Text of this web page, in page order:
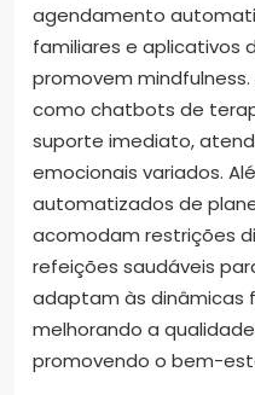
agendamento
familiares e aplicativos
promovem
como chatbots de
suporte imediato,
emocionais variados.
automatizados de
acomodam restrições
refeições saudáveis
adaptam às dinâmicas
melhorando a
promovendo o bem-